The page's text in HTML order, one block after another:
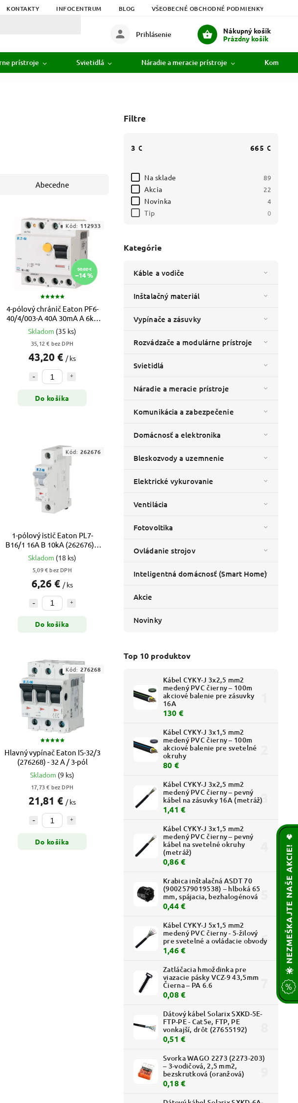
KONTAKTY INFOCENTRUM BLOG VŠEOBECNÉ OBCHODNÉ PODMIENKY
Nákupný košík
Prázdny košík
Prihlásenie
prístroje Svietidlá Náradie a meracie prístroje
Filtre
3 € 665 €
Na sklade 89
Akcia 22
Novinka 4
Tip 0
Kategórie
Káble a vodiče
Inštalačný materiál
Vypínače a zásuvky
Rozvádzače a modulárne prístroje
Svietidlá
Náradie a meracie prístroje
Komunikácia a zabezpečenie
Domácnosť a elektronika
Bleskozvody a uzemnenie
Elektrické vykurovanie
Ventilácia
Fotovoltika
Ovládanie strojov
Inteligentná domácnosť (Smart Home)
Akcie
Novinky
Top 10 produktov
Kábel CYKY-J 3x2,5 mm2
medený PVC čierny – 100m
akciové balenie pre zásuvky
16A
130 €
Kábel CYKY-J 3x1,5 mm2
medený PVC čierny – 100m
akciové balenie pre svetelné
okruhy
80 €
Kábel CYKY-J 3x2,5 mm2
medený PVC čierny – pevný
kábel na zásuvky 16A (metráž)
1,41 €
Kábel CYKY-J 3x1,5 mm2
medený PVC čierny – pevný
kábel na svetelné okruhy
(metráž)
0,86 €
Krabica inštalačná ASDT 70
(9002579019538) – hlboká 65
mm, spájacia, bezhalogénová
0,44 €
Kábel CYKY-J 5x1,5 mm2
medený PVC čierny - 5-žilový
pre svetelné a ovládacie obvody
1,46 €
Zatláčacia hmoždinka pre
viazacie pásky VCZ-9 43,5mm
Čierna – PA 6.6
0,08 €
Dátový kábel Solarix SXKD-5E-
FTP-PE - Cat5e, FTP, PE
vonkajší, drôt (27655192)
0,51 €
Svorka WAGO 2273 (2273-203)
– 3-vodičová, 2,5 mm2,
bezskrutková (oranžová)
0,18 €
Abecedne
50,82 €
–14 %
4-pólový chránič Eaton PF6-
40/4/003-A 40A 30mA A 6kA
(112933)
Skladom (35 ks)
35,12 € bez DPH
43,20 € / ks
Do košíka
Kód: 112933
1-pólový istič Eaton PL7-
B16/1 16A B 10kA (262676) –
xPole Moeller
Skladom (18 ks)
5,09 € bez DPH
6,26 € / ks
Do košíka
Kód: 262676
Hlavný vypínač Eaton IS-32/3
(276268) - 32 A / 3-pól
Skladom (9 ks)
17,73 € bez DPH
21,81 € / ks
Do košíka
Kód: 276268
🌟 NEZMEŠKAJTE NAŠE AKCIE! 🔥